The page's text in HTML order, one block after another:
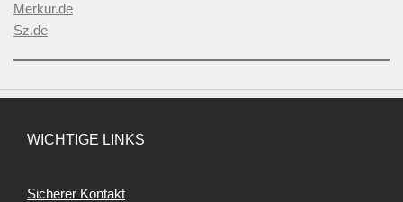
Merkur.de
Sz.de
WICHTIGE LINKS
Sicherer Kontakt